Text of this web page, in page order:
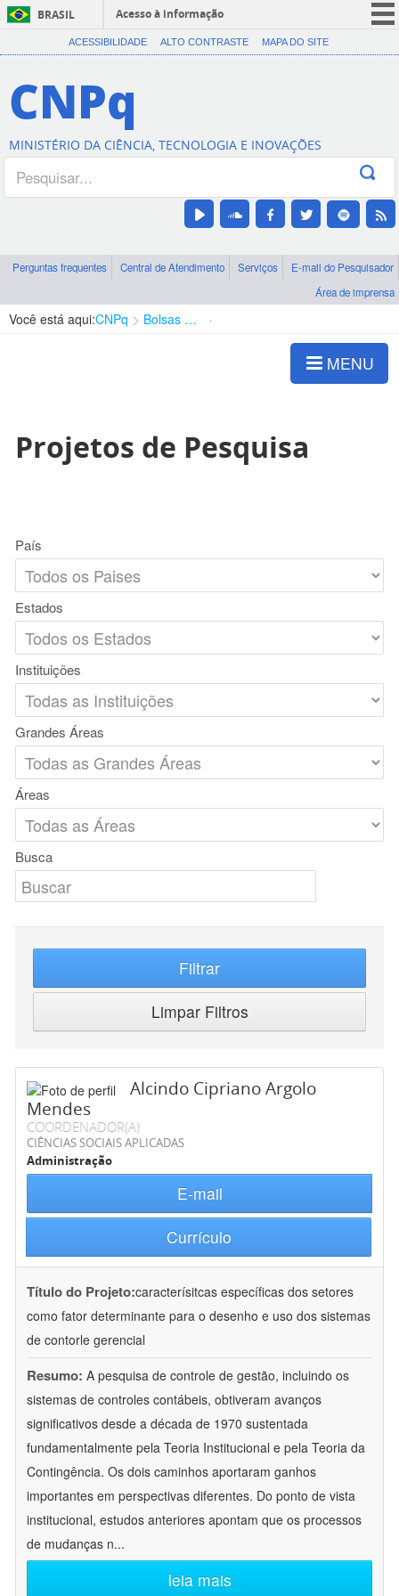
BRASIL
Acesso à informação
CORONAVÍRUS (COVID-19)
Canais
ACESSIBILIDADE ALTO CONTRASTE MAPA DO SITE
CNPq
MINISTÉRIO DA CIÊNCIA, TECNOLOGIA E INOVAÇÕES
Perguntas frequentes Central de Atendimento Serviços
E-mail do Pesquisador
Área de imprensa
Você está aqui:CNPq Bolsas e Auxílios Vigentes
MENU
Projetos de Pesquisa
País
Estados
Instituições
Grandes Áreas
Áreas
Busca
Filtrar
Limpar Filtros
Alcindo Cipriano Argolo
Mendes
COORDENADOR(A)
CIÊNCIAS SOCIAIS APLICADAS
Administração
E-mail
Currículo
Título do Projeto:caracterísitcas específicas dos setores
como fator determinante para o desenho e uso dos sistemas
de contorle gerencial
Resumo: A pesquisa de controle de gestão, incluindo os
sistemas de controles contábeis, obtiveram avanços
significativos desde a década de 1970 sustentada
fundamentalmente pela Teoria Institucional e pela Teoria da
Contingência. Os dois caminhos aportaram ganhos
importantes em perspectivas diferentes. Do ponto de vista
institucional, estudos anteriores apontam que os processos
de mudanças n...
leia mais